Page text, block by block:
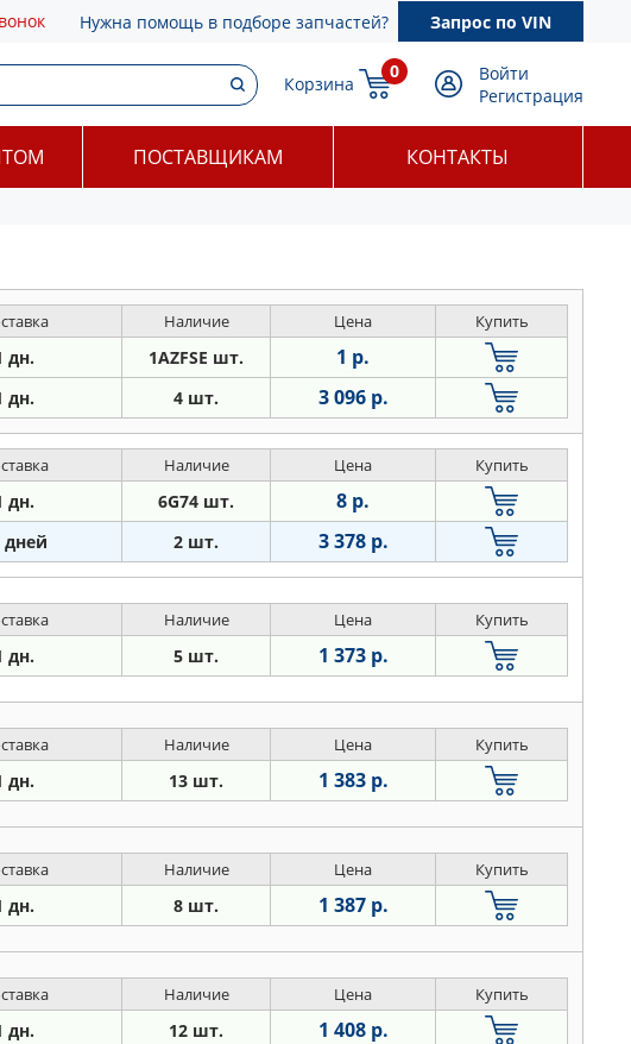
Нужна помощь в подборе запчастей? Запрос по VIN
Корзина
0
Войти
Регистрация
ПОСТАВЩИКАМ КОНТАКТЫ
Наличие Цена Купить
дн. 1AZFSE шт. 1 р.
дн. 4 шт. 3 096 р.
Наличие Цена Купить
дн. 6G74 шт. 8 р.
дней 2 шт. 3 378 р.
Наличие Цена Купить
дн. 5 шт. 1 373 р.
Наличие Цена Купить
дн. 13 шт. 1 383 р.
Наличие Цена Купить
дн. 8 шт. 1 387 р.
Наличие Цена Купить
дн. 12 шт. 1 408 р.